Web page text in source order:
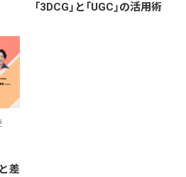
「3DCG」と「UGC」の活用術
差